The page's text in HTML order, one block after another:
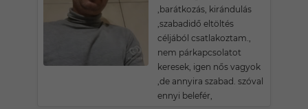
,barátkozás, kirándulás
,szabadidő eltöltés
céljából csatlakoztam.,
nem párkapcsolatot
keresek, igen nős vagyok
,de annyira szabad. szóval
ennyi belefér,